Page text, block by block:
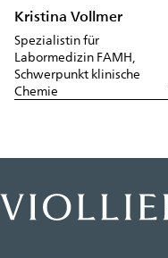
Kristina Vollmer
Spezialistin für
Labormedizin FAMH,
Schwerpunkt klinische
Chemie